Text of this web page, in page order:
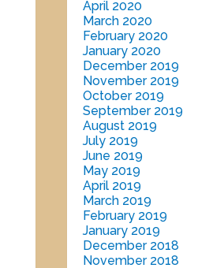
April 2020
March 2020
February 2020
January 2020
December 2019
November 2019
October 2019
September 2019
August 2019
July 2019
June 2019
May 2019
April 2019
March 2019
February 2019
January 2019
December 2018
November 2018